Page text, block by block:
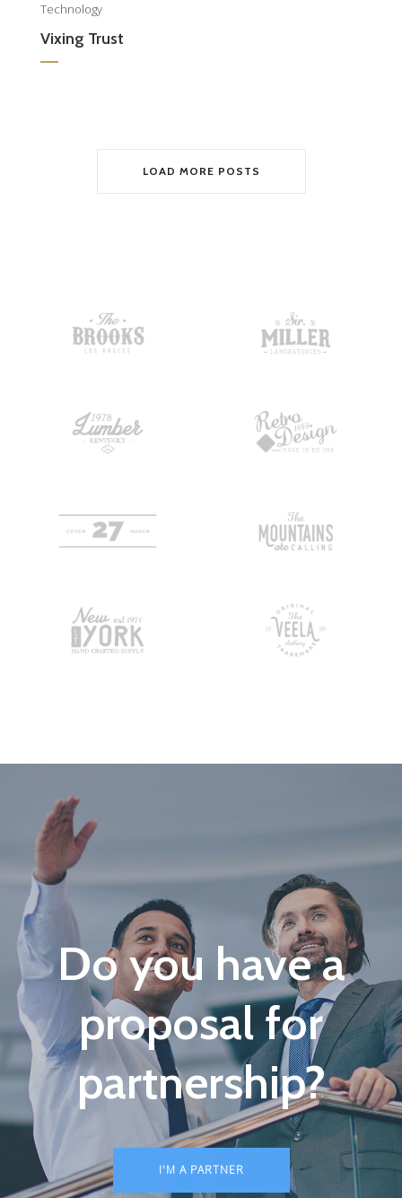
Technology
Vixing Trust
LOAD MORE POSTS
Do you have a
proposal for
partnership?
I'M A PARTNER